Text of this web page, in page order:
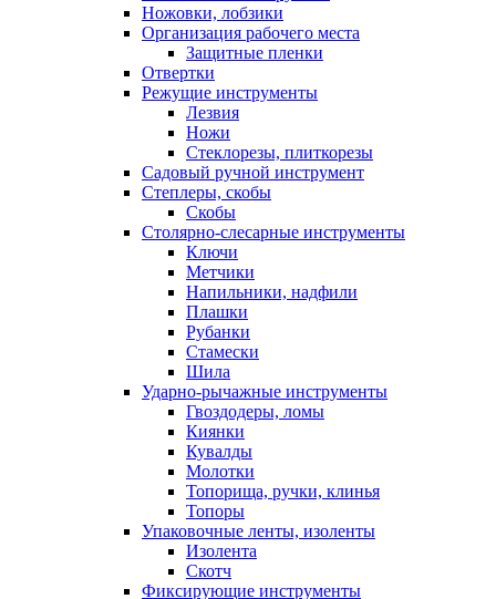
Ножовки, лобзики
Организация рабочего места
Защитные пленки
Отвертки
Режущие инструменты
Лезвия
Ножи
Стеклорезы, плиткорезы
Садовый ручной инструмент
Степлеры, скобы
Скобы
Столярно-слесарные инструменты
Ключи
Метчики
Напильники, надфили
Плашки
Рубанки
Стамески
Шила
Ударно-рычажные инструменты
Гвоздодеры, ломы
Киянки
Кувалды
Молотки
Топорища, ручки, клинья
Топоры
Упаковочные ленты, изоленты
Изолента
Скотч
Фиксирующие инструменты